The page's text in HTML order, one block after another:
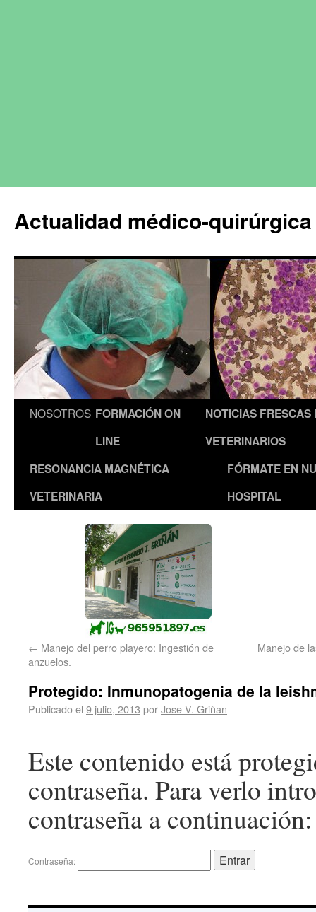
Actualidad médico-
NOSOTROS FORMACIÓN ON
LINE
NOTICIAS FRESCAS
VETERINARIOS
RESONANCIA MAGNÉTICA
VETERINARIA
FÓRMATE EN
HOSPITAL
← Manejo del perro playero: Ingestión de
anzuelos.
Manejo de
Protegido: Inmunopatogenia de la
Publicado el 9 julio, 2013 porJose V. Griñan
Este contenido está
contraseña. Para verlo
contraseña a continuación:
Contraseña: